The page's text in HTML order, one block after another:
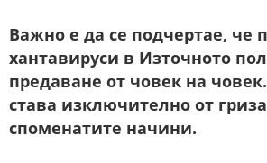
Важно е да се подчертае, че
хантавируси в Източното
предаване от човек на
става изключително от
споменатите начини.